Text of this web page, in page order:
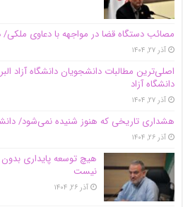
مصائب دستگاه قضا در مواجهه با دعاوی
آذر ۲۷, ۱۴۰۴
اصلی‌ترین مطالبات دانشجویان دانشگاه آزاد
دانشگاه آز‌اد
آذر ۲۷, ۱۴۰۴
هشداری تاریخی که هنوز شنیده نمی‌شود/
آذر ۲۶, ۱۴۰۴
هیچ توسعه پایداری
نیست
آذر ۲۶, ۱۴۰۴